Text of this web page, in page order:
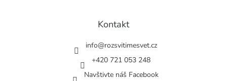
Kontakt
info@rozsvitimesvet.cz
+420 721 053 248
Navštivte náš Facebook